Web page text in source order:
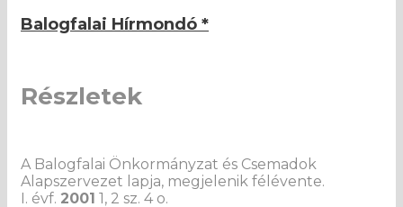
Balogfalai Hírmondó *
Részletek
A Balogfalai Önkormányzat és Csemadok
Alapszervezet lapja, megjelenik félévente.
I. évf. 2001 1, 2 sz. 4 o.